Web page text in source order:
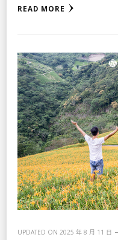
READ MORE
UPDATED ON 2025 年 8 月 11 日